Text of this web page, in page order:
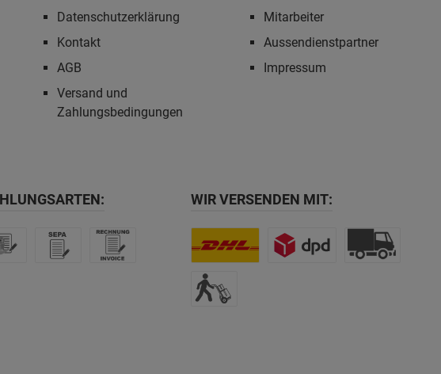
Datenschutzerklärung
Kontakt
AGB
Versand und
Zahlungsbedingungen
Mitarbeiter
Aussendienstpartner
Impressum
WIR VERSENDEN MIT: